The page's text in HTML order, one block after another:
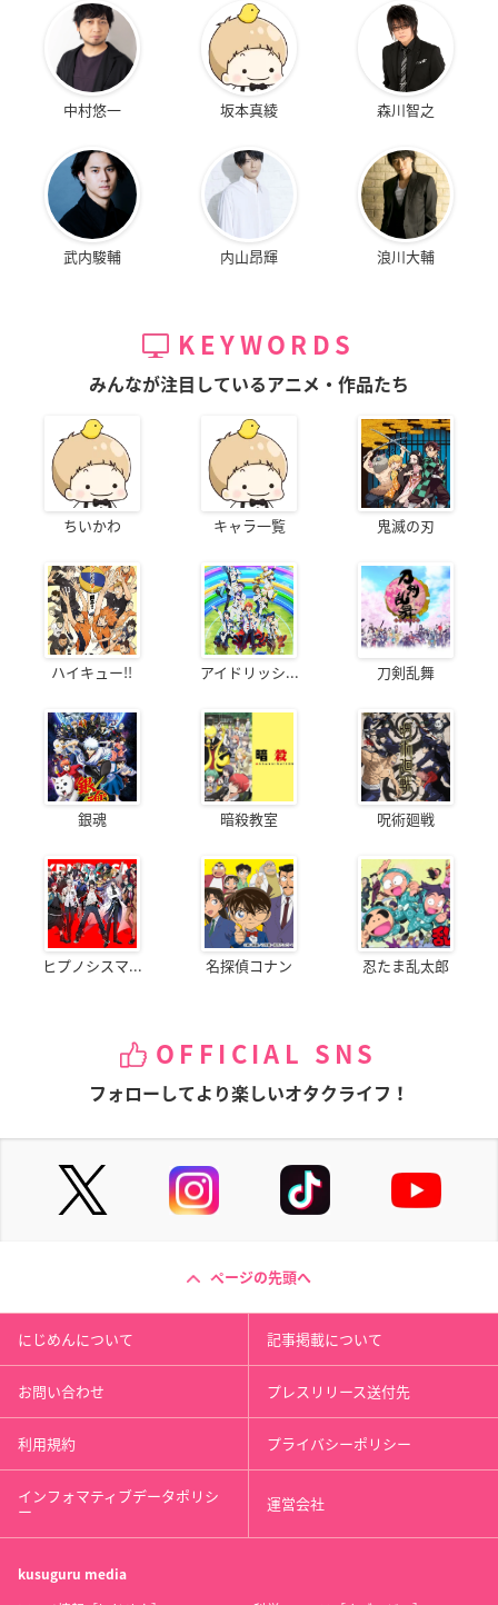
中村悠一 坂本真綾 森川智之
武内駿輔 内山昂輝 浪川大輔
KEYWORDS
みんなが注目しているアニメ・作品たち
ちいかわ キャラ一覧 鬼滅の刃
ハイキュー!! アイドリッシ... 刀剣乱舞
銀魂 暗殺教室 呪術廻戦
ヒプノシスマ... 名探偵コナン 忍たま乱太郎
OFFICIAL SNS
フォローしてより楽しいオタクライフ！
ページの先頭へ
にじめんについて 記事掲載について
お問い合わせ プレスリリース送付先
利用規約 プライバシーポリシー
インフォマティブデータポリシ
ー 運営会社
kusuguru media